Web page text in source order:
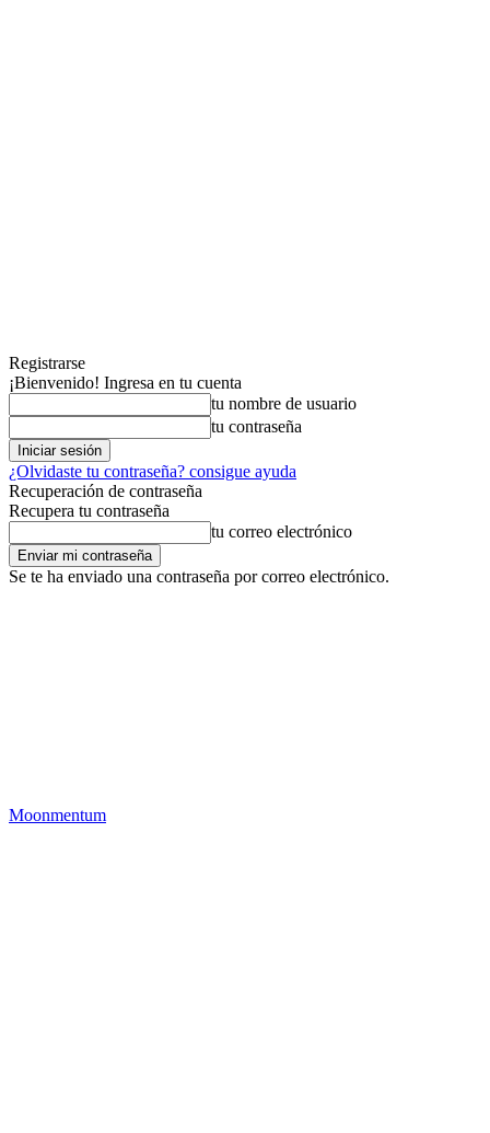
Registrarse
¡Bienvenido! Ingresa en tu cuenta
tu nombre de usuario
tu contraseña
¿Olvidaste tu contraseña? consigue ayuda
Recuperación de contraseña
Recupera tu contraseña
tu correo electrónico
Se te ha enviado una contraseña por correo electrónico.
Moonmentum